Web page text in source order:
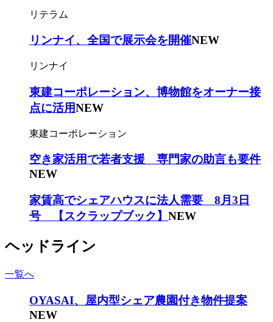
リテラム
リンナイ、全国で展示会を開催NEW
リンナイ
東建コーポレーション、博物館をオーナー接
点に活用NEW
東建コーポレーション
空き家活用で若者支援 専門家の助言も要件
NEW
家賃高でシェアハウスに法人需要 8月3日
号 【スクラップブック】 NEW
ヘッドライン
一覧へ
OYASAI、屋内型シェア農園付き物件提案
NEW